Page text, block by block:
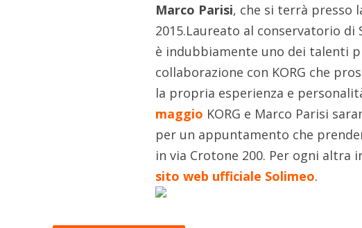
Marco Parisi, che si terrà presso
2015.Laureato al conservatorio di
è indubbiamente uno dei talenti
collaborazione con KORG che
la propria esperienza e
maggio KORG e Marco Parisi
per un appuntamento che
in via Crotone 200. Per ogni altra
sito web ufficiale Solimeo.